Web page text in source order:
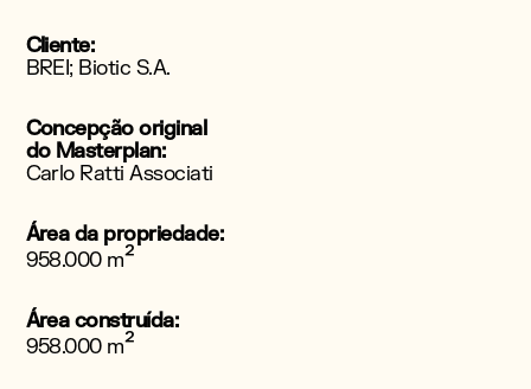
Cliente:
BREI; Biotic S.A.
Concepção original
do Masterplan:
Carlo Ratti Associati
Área da propriedade:
958.000 m²
Área construída:
958.000 m²